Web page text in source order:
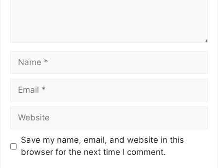
Save my name, email, and website in this
browser for the next time I comment.